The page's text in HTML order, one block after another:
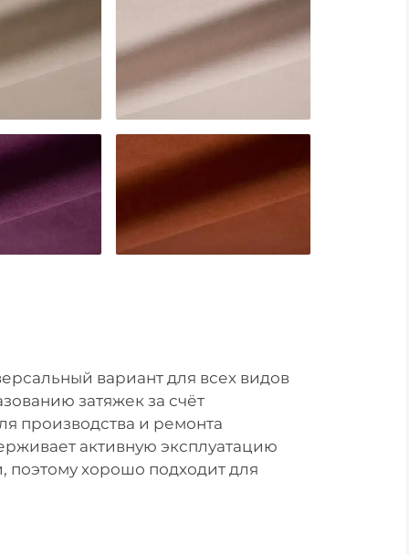
вариант для всех видов
затяжек за счёт
производства и ремонта
активную эксплуатацию
поэтому хорошо подходит для